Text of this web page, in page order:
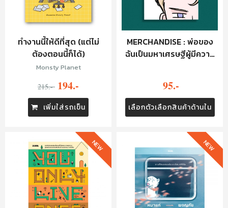
ทำงานนี้ให้ดีที่สุด (แต่ไม่
ต้องตอนนี้ก็ได้)
Monsty Planet
215.- 194.-
เพิ่มใส่รถเข็น
MERCHANDISE : พ่อของ
ฉันเป็นมหาเศรษฐีผู้มีความ
95.-
เลือกตัวเลือกสินค้าด้านใน
NEW NEW